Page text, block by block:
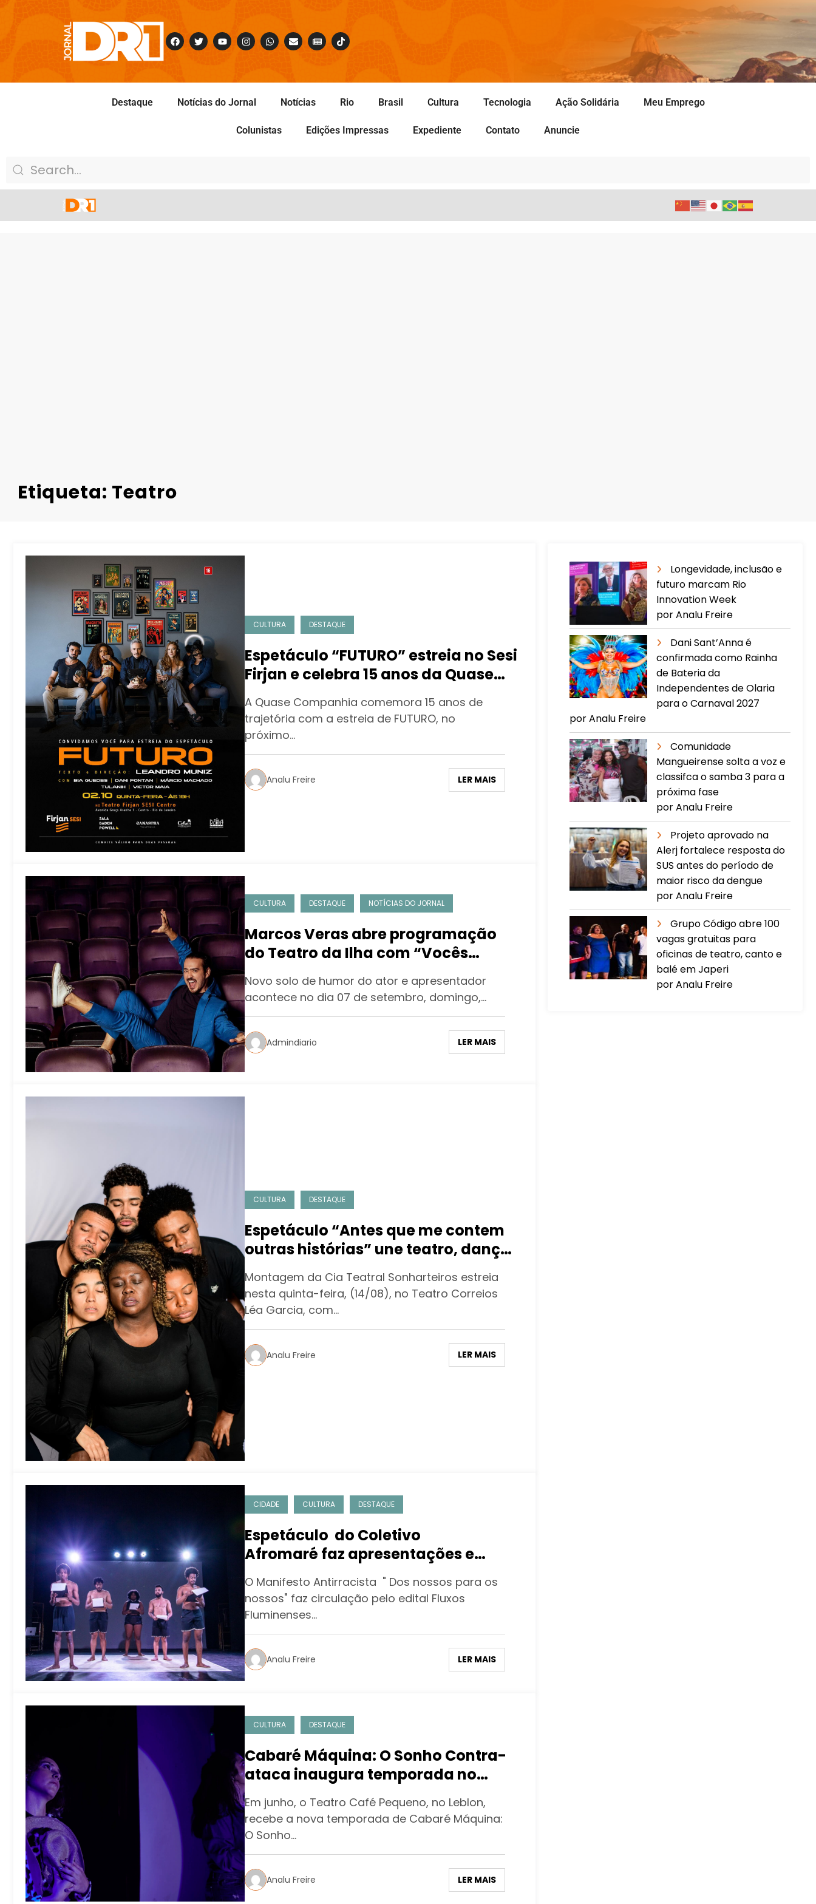
Destaque Notícias do Jornal Notícias Rio Brasil Cultura Tecnologia Ação Solidária Meu Emprego
Colunistas Edições Impressas Expediente Contato Anuncie
Etiqueta: Teatro
CULTURA DESTAQUE
Espetáculo “FUTURO” estreia no Sesi
Firjan e celebra 15 anos da Quase
Companhia
A Quase Companhia comemora 15 anos de
trajetória com a estreia de FUTURO, no
próximo…
Analu Freire LER MAIS
CULTURA DESTAQUE NOTÍCIAS DO JORNAL
Marcos Veras abre programação
do Teatro da Ilha com “Vocês
Foram Maravilhosos”
Novo solo de humor do ator e apresentador
acontece no dia 07 de setembro, domingo,…
Admindiario LER MAIS
CULTURA DESTAQUE
Espetáculo “Antes que me contem
outras histórias” une teatro, dança
e ancestralidade em temporada no
Rio
Montagem da Cia Teatral Sonharteiros estreia
nesta quinta-feira, (14/08), no Teatro Correios
Léa Garcia, com…
Analu Freire LER MAIS
CIDADE CULTURA DESTAQUE
Espetáculo do Coletivo
Afromaré faz apresentações e
oficinas gratuitas em Niteroi
O Manifesto Antirracista " Dos nossos para os
nossos" faz circulação pelo edital Fluxos
Fluminenses…
Analu Freire LER MAIS
CULTURA DESTAQUE
Cabaré Máquina: O Sonho Contra-
ataca inaugura temporada no
Teatro Café Pequeno com humor,
música e crítica social
Em junho, o Teatro Café Pequeno, no Leblon,
recebe a nova temporada de Cabaré Máquina:
O Sonho…
Analu Freire LER MAIS
Longevidade, inclusão e
futuro marcam Rio
Innovation Week
por Analu Freire
Dani Sant’Anna é
confirmada como Rainha
de Bateria da
Independentes de Olaria
para o Carnaval 2027
por Analu Freire
Comunidade
Mangueirense solta a voz e
classifca o samba 3 para a
próxima fase
por Analu Freire
Projeto aprovado na
Alerj fortalece resposta do
SUS antes do período de
maior risco da dengue
por Analu Freire
Grupo Código abre 100
vagas gratuitas para
oficinas de teatro, canto e
balé em Japeri
por Analu Freire